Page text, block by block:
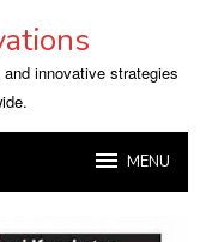
innovative strategies
MENU